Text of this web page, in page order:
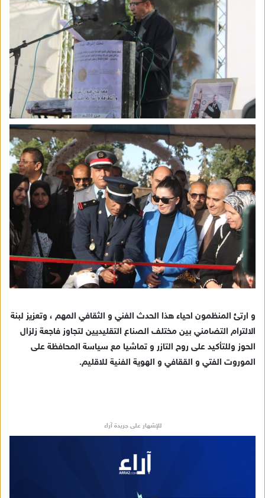
و ارتئ المنظمون احياء هذا الحدث الفني و الثقافي المهم ، وتعزيز لبنة
الالترام التضامني بين مختلف الصناع التقليديين لتجاوز فاجعة زلزال
الحوز وللتأكيد على روح التازر و تماشيا مع سياسة المحافظة على
الموروت الفتي و الققافي و الهوية الفنية للاقليم.
للإشهار على جريدة آراء